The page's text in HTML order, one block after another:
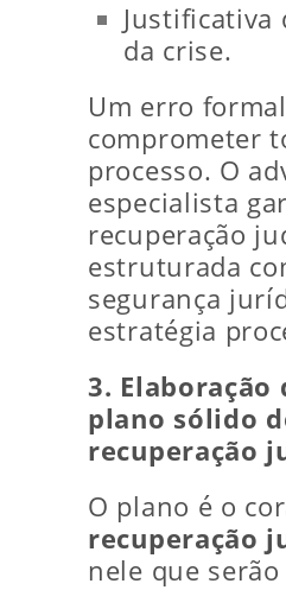
Justificativa
da crise.
Um erro
comprometer
processo. O
especialista
recuperação
estruturada
segurança
estratégia
3. Elaboração
plano sólido
recuperação
O plano é o
recuperação
nele que